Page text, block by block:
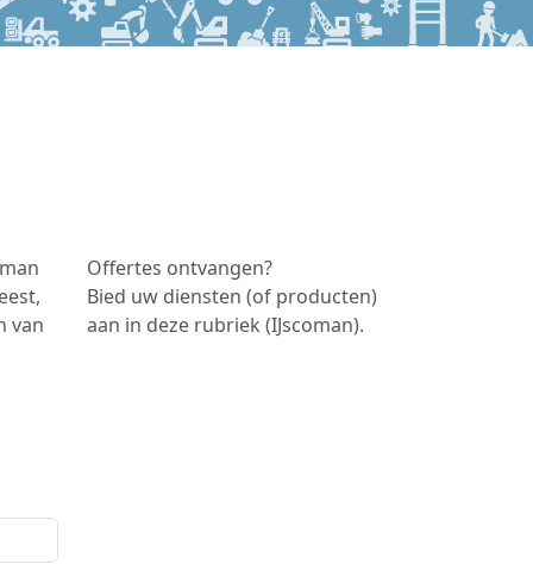
van
Offertes ontvangen?
Bied uw diensten (of producten)
aan in deze rubriek (IJscoman).